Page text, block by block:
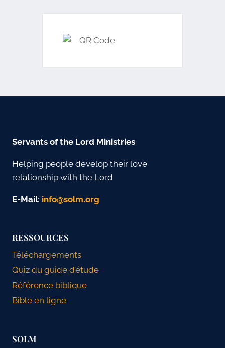
Servants of the Lord Ministries
Helping people develop their love
relationship with the Lord
E-Mail: gro.mlos@ofni
RESSOURCES
Téléchargements
Quiz du guide d’étude
Référence biblique
Bible en ligne
SOLM